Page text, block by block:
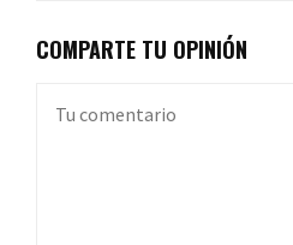
COMPARTE TU OPINIÓN